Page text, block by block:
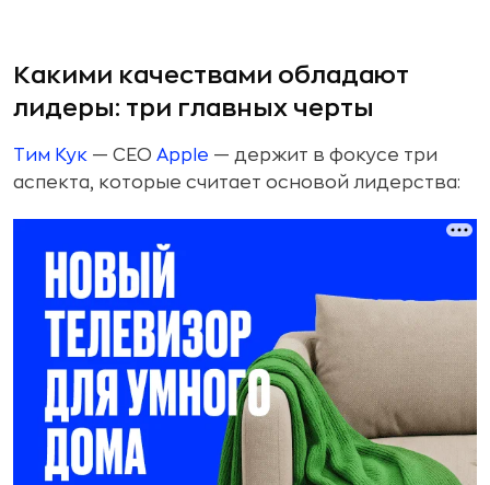
Какими качествами обладают
лидеры: три главных черты
Тим Кук — СЕО Apple — держит в фокусе три
аспекта, которые считает основой лидерства: